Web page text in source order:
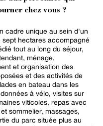
chez vous ?
cadre unique au sein d'un
sept hectares accompagné
tout au long du séjour,
ménage,
et organisation des
et des activités de
en bateau dans les
à vélo, visites sur
viticoles, repas avec
sommelier, massages,
du parc située plus au